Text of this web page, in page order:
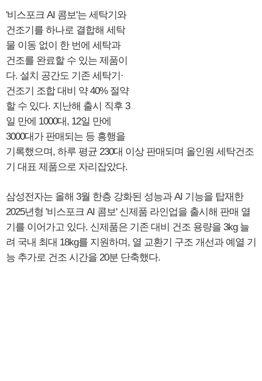
'비스포크 AI 콤보'는 세탁기와
건조기를 하나로 결합해 세탁
물 이동 없이 한 번에 세탁과
건조를 완료할 수 있는 제품이
다. 설치 공간도 기존 세탁기·
건조기 조합 대비 약 40% 절약
할 수 있다. 지난해 출시 직후 3
일 만에 1000대, 12일 만에
3000대가 판매되는 등 흥행을
기록했으며, 하루 평균 230대 이상 판매되며 올인원 세탁건조
기 대표 제품으로 자리잡았다.
삼성전자는 올해 3월 한층 강화된 성능과 AI 기능을 탑재한
2025년형 '비스포크 AI 콤보' 신제품 라인업을 출시해 판매 열
기를 이어가고 있다. 신제품은 기존 대비 건조 용량을 3kg 늘
려 국내 최대 18kg를 지원하며, 열 교환기 구조 개선과 예열 기
능 추가로 건조 시간을 20분 단축했다.